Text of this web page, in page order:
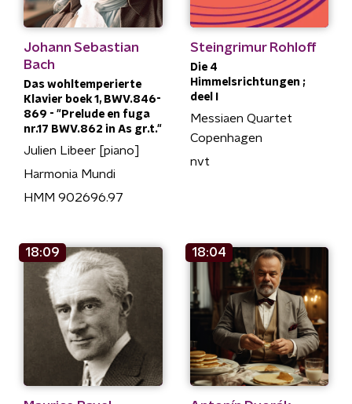
Johann Sebastian
Bach
Das wohltemperierte
Klavier boek 1, BWV.846-
869 - "Prelude en fuga
nr.17 BWV.862 in As gr.t."
Julien Libeer [piano]
Harmonia Mundi
HMM 902696.97
Steingrimur Rohloff
Die 4
Himmelsrichtungen ;
deel I
Messiaen Quartet
Copenhagen
nvt
18:09 18:04